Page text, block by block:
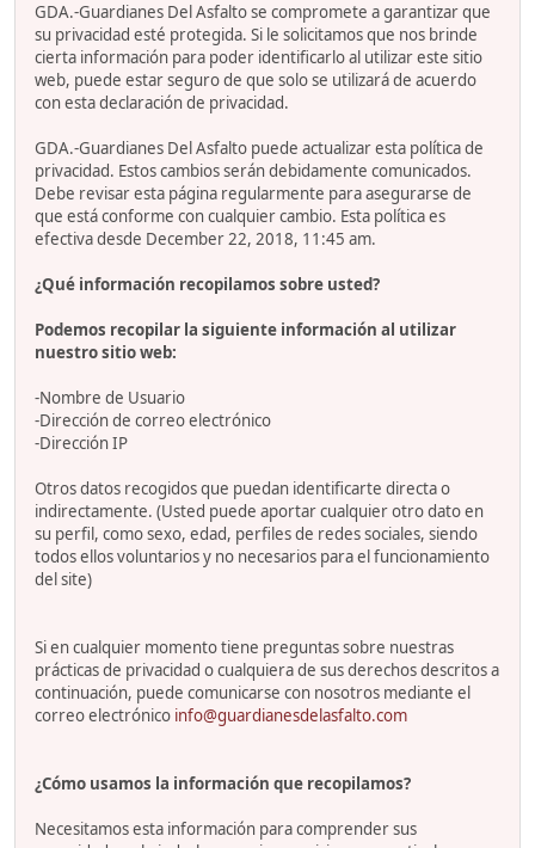
GDA.-Guardianes Del Asfalto se compromete a garantizar que
su privacidad esté protegida. Si le solicitamos que nos brinde
cierta información para poder identificarlo al utilizar este sitio
web, puede estar seguro de que solo se utilizará de acuerdo
con esta declaración de privacidad.
GDA.-Guardianes Del Asfalto puede actualizar esta política de
privacidad. Estos cambios serán debidamente comunicados.
Debe revisar esta página regularmente para asegurarse de
que está conforme con cualquier cambio. Esta política es
efectiva desde December 22, 2018, 11:45 am.
¿Qué información recopilamos sobre usted?
Podemos recopilar la siguiente información al utilizar
nuestro sitio web:
-Nombre de Usuario
-Dirección de correo electrónico
-Dirección IP
Otros datos recogidos que puedan identificarte directa o
indirectamente. (Usted puede aportar cualquier otro dato en
su perfil, como sexo, edad, perfiles de redes sociales, siendo
todos ellos voluntarios y no necesarios para el funcionamiento
del site)
Si en cualquier momento tiene preguntas sobre nuestras
prácticas de privacidad o cualquiera de sus derechos descritos a
continuación, puede comunicarse con nosotros mediante el
correo electrónico info@guardianesdelasfalto.com
¿Cómo usamos la información que recopilamos?
Necesitamos esta información para comprender sus